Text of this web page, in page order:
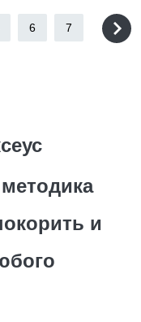
6 7
и